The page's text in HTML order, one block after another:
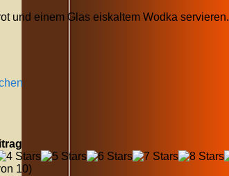
und einem Glas eiskaltem Wodka servieren.
10)